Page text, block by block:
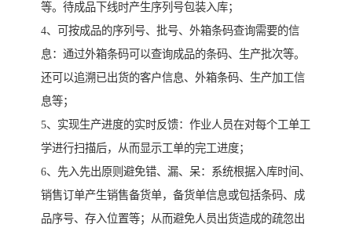
等。待成品下线时产生序列号包装入库；
4、可按成品的序列号、批号、外箱条码查询需要的信
息：通过外箱条码可以查询成品的条码、生产批次等。
还可以追溯已出货的客户信息、外箱条码、生产加工信
息等；
5、实现生产进度的实时反馈：作业人员在对每个工单工
学进行扫描后，从而显示工单的完工进度；
6、先入先出原则避免错、漏、呆：系统根据入库时间、
销售订单产生销售备货单，备货单信息或包括条码、成
品序号、存入位置等；从而避免人员出货造成的疏忽出